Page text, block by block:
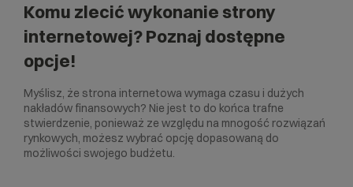
Komu zlecić wykonanie strony
internetowej? Poznaj dostępne
opcje!
Myślisz, że strona internetowa wymaga czasu i dużych
nakładów finansowych? Nie jest to do końca trafne
stwierdzenie, ponieważ ze względu na mnogość rozwiązań
rynkowych, możesz wybrać opcję dopasowaną do
możliwości swojego budżetu.